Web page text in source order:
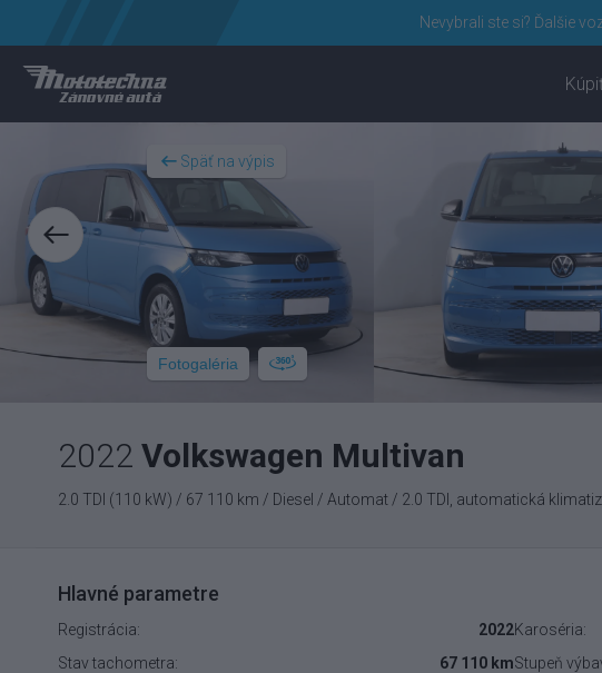
Nevybrali ste si? Ďalšie
Späť na výpis
Fotogaléria
2022 Volkswagen Multivan
2.0 TDI (110 kW) / 67 110 km / Diesel / Automat / 2.0 TDI, automatická
Hlavné parametre
Registrácia:
2022
Stav tachometra:
67 110 km
Karoséria:
Stupeň